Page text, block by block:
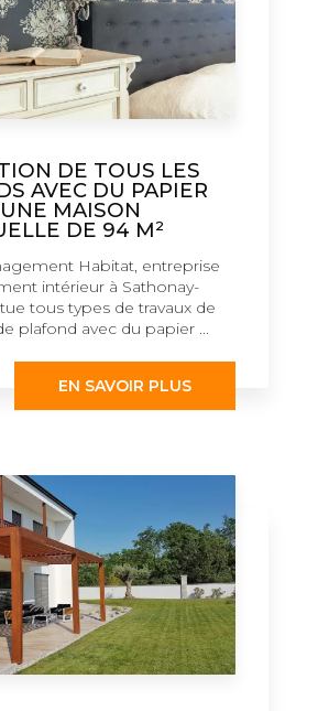
DE TOUS LES
AVEC DU PAPIER
MAISON
DE 94 M²
Habitat, entreprise
intérieur à Sathonay-
tous types de travaux de
plafond avec du papier ...
EN SAVOIR PLUS